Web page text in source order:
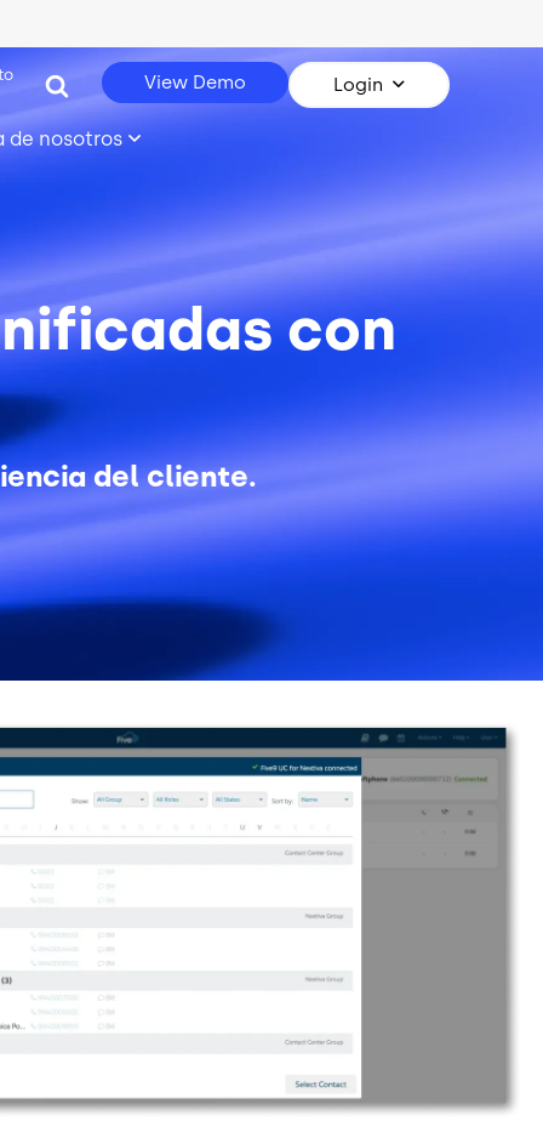
View Demo Login
de nosotros
con
del cliente.